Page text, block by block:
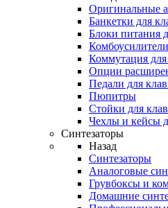
Оригинальные
Банкетки для
Блоки питания
Коммутация
Опции
Педали для
Пюпитры
Стойки для
Чехлы и кейсы
Синтезаторы
Назад
Синтезаторы
Аналоговые
Грувбоксы и
Домашние